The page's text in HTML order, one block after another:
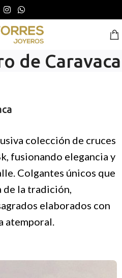
de Caravaca
colección de cruces
fusionando elegancia y
Colgantes únicos que
de la tradición,
elaborados con
atemporal.